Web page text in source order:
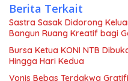
Berita Terkait
Sastra Sasak Didorong
Bangun Ruang Kreatif bagi
Bursa Ketua KONI NTB
Hingga Hari Kedua
Vonis Bebas Terdakwa